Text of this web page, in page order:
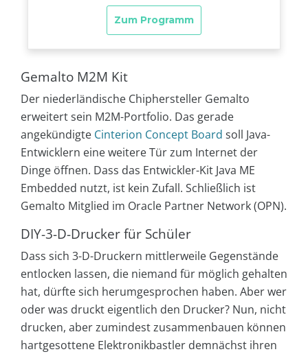
Gemalto M2M Kit
Der niederländische Chiphersteller Gemalto
erweitert sein M2M-Portfolio. Das gerade
angekündigte Cinterion Concept Board soll Java-
Entwicklern eine weitere Tür zum Internet der
Dinge öffnen. Dass das Entwickler-Kit Java ME
Embedded nutzt, ist kein Zufall. Schließlich ist
Gemalto Mitglied im Oracle Partner Network (OPN).
DIY-3-D-Drucker für Schüler
Dass sich 3-D-Druckern mittlerweile Gegenstände
entlocken lassen, die niemand für möglich gehalten
hat, dürfte sich herumgesprochen haben. Aber wer
oder was druckt eigentlich den Drucker? Nun, nicht
drucken, aber zumindest zusammenbauen können
hartgesottene Elektronikbastler demnächst ihren